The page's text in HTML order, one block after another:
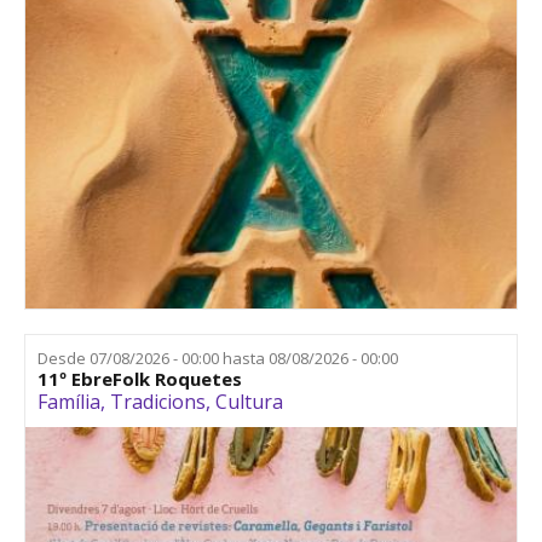
Desde 07/08/2026 - 00:00 hasta 08/08/2026 - 00:00
11º EbreFolk Roquetes
Família, Tradicions,Cultura